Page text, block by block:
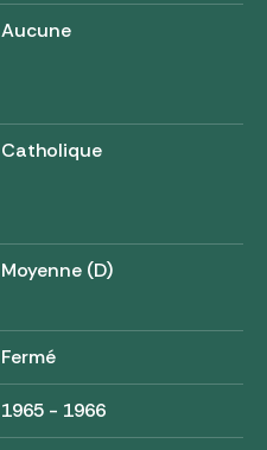
Aucune
Catholique
Moyenne (D)
Fermé
1965 - 1966